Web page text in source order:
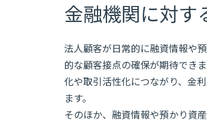
金融機関に対す
法人顧客が日常的に融資情報や
的な顧客接点の確保が期待でき
化や取引活性化につながり、金
ます。
そのほか、融資情報や預かり資